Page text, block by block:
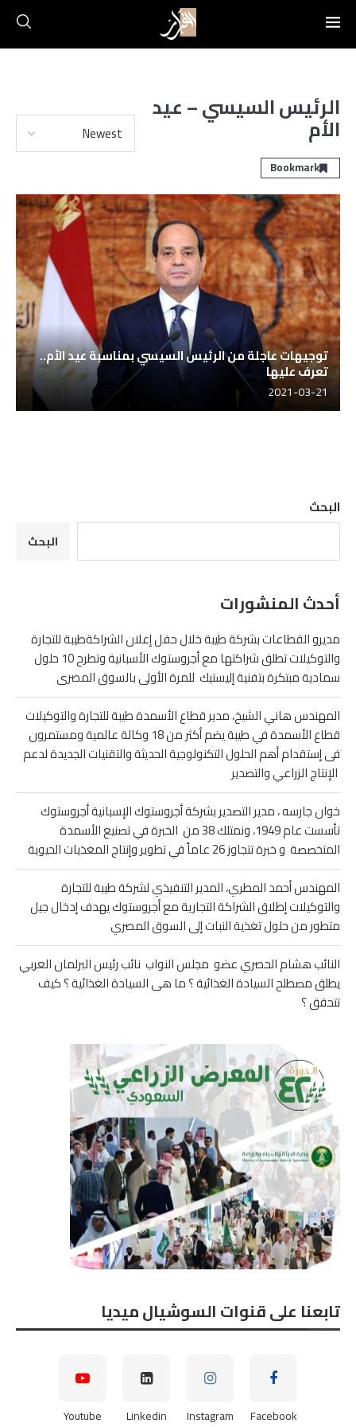
الرئيس السيسي – عيد
الأم
Bookmark
توجيهات عاجلة من الرئيس السيسي بمناسبة عيد الأم..
تعرف عليها
2021-03-21
البحث
البحث
أحدث المنشورات
مديرو القطاعات بشركة طيبة خلال حفل إعلان الشراكةطيبة للتجارة
والتوكيلات تطلق شراكتها مع أجروستوك الأسبانية وتطرح 10 حلول
سمادية مبتكرة بتفنية إليستيك للمرة الأولى بالسوق المصرى
المهندس هاني الشيخ، مدير قطاع الأسمدة طيبة للتجارة والتوكيلات
قطاع الأسمدة في طيبة يضم أكثر من 18 وكالة عالمية ومستمرون
فى إستقدام أهم الحلول التكنولوجية الحديثة والتقنيات الجديدة لدعم
الإنتاج الزراعي والتصدير
خوان جارسه ، مدير التصدير بشركة أجروستوك الإسبانية أجروستوك
تأسست عام 1949، ونمتلك 38 من الخبرة في تصنيع الأسمدة
المتخصصة و خبرة تتجاوز 26 عاماً في تطوير وإنتاج المغذيات الحيوية
المهندس أحمد المطري، المدير التنفيذي لشركة طيبة للتجارة
والتوكيلات إطلاق الشراكة التجارية مع أجروستوك يهدف إدخال جيل
متطور من حلول تغذية النبات إلى السوق المصري
النائب هشام الحصري عضو مجلس النواب نائب رئيس البرلمان العربي
يطلق مصطلح السيادة الغذائية ؟ ما هى السيادة الغذائية ؟ كيف
تتحقق ؟
تابعنا على قنوات السوشيال ميديا
Facebook
Instagram
Linkedin
Youtube